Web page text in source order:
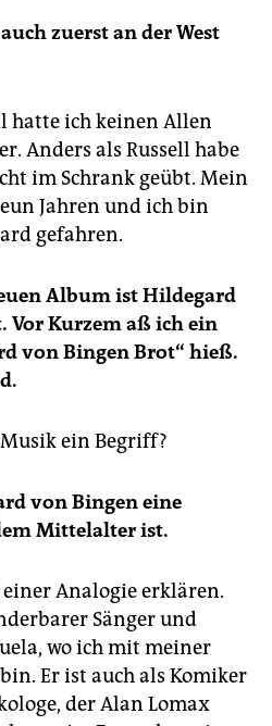
zuerst an der West
hatte ich keinen Allen
Anders als Russell habe
im Schrank geübt. Mein
Jahren und ich bin
gefahren.
Album ist Hildegard
Vor Kurzem aß ich ein
von Bingen Brot“ hieß.
ein Begriff?
von Bingen eine
Mittelalter ist.
einer Analogie erklären.
Sänger und
wo ich mit meiner
Er ist auch als Komiker
der Alan Lomax